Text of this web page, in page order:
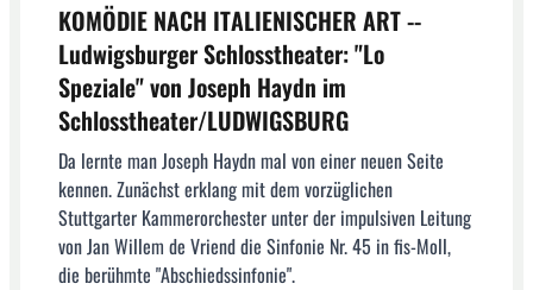
KOMÖDIE NACH ITALIENISCHER ART --
Ludwigsburger Schlosstheater: "Lo
Speziale" von Joseph Haydn im
Schlosstheater/LUDWIGSBURG
Da lernte man Joseph Haydn mal von einer neuen Seite
kennen. Zunächst erklang mit dem vorzüglichen
Stuttgarter Kammerorchester unter der impulsiven Leitung
von Jan Willem de Vriend die Sinfonie Nr. 45 in fis-Moll,
die berühmte "Abschiedssinfonie".